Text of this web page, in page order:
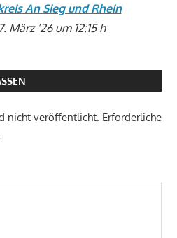
An Sieg und Rhein
März ’26 um 12:15 h
nicht veröffentlicht. Erforderliche